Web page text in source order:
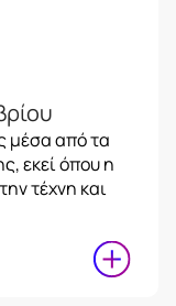
μέσα από τα
εκεί όπου η
τέχνη και